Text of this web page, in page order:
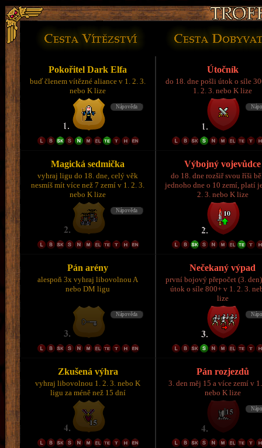
Pokořitel Dark Elfa
buď členem vítězné aliance v 1. 2. 3.
nebo K lize
Útočník
do 18. dne pošli útok o síle
1. 2. 3. nebo K lize
Magická sedmička
vyhraj ligu do 18. dne, celý věk
nesmíš mít více než 7 zemí v 1. 2. 3.
nebo K lize
Výbojný vojevůdce
do 18. dne rozšiř svou říši
jednoho dne o 10 zemí, platí
2. 3. nebo K lize
Pán arény
alespoň 3x vyhraj libovolnou A
nebo DM ligu
Nečekaný výpad
první bojový přepočet (3.
útok o síle 800+ v 1. 2. 3.
lize
Zkušená výhra
vyhraj libovolnou 1. 2. 3. nebo K
ligu za méně než 15 dní
Pán rozjezdů
3. den měj 15 a více zemí v
nebo K lize